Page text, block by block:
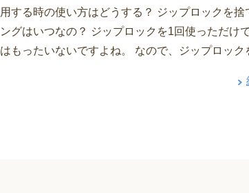
用する時の使い方はどうする？ ジップロックを捨
ングはいつなの？ ジップロックを1回使っただけ
はもったいないですよね。 なので、ジップロッ